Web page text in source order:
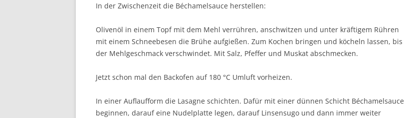
In der Zwischenzeit die Béchamelsauce herstellen:
Olivenöl in einem Topf mit dem Mehl verrühren, anschwitzen und unter kräftigem Rühren
mit einem Schneebesen die Brühe aufgießen. Zum Kochen bringen und köcheln lassen, bis
der Mehlgeschmack verschwindet. Mit Salz, Pfeffer und Muskat abschmecken.
Jetzt schon mal den Backofen auf 180 °C Umluft vorheizen.
In einer Auflaufform die Lasagne schichten. Dafür mit einer dünnen Schicht Béchamelsauce
beginnen, darauf eine Nudelplatte legen, darauf Linsensugo und dann immer weiter